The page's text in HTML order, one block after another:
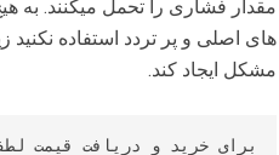
مقدار فشاری را تحمل میکنند. به
های اصلی و پر تردد استفاده
مشکل ایجاد کند.